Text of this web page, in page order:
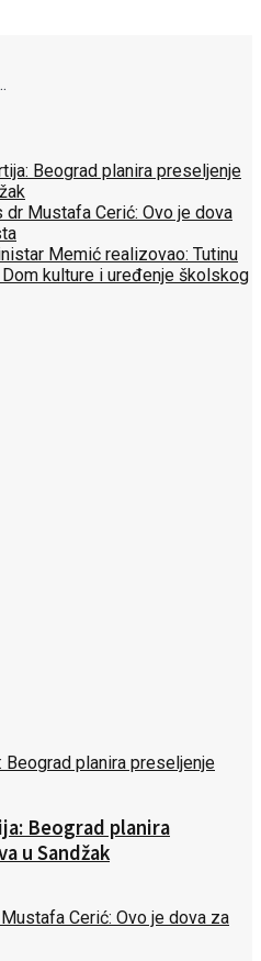
Beograd planira preseljenje
Mustafa Cerić: Ovo je dova
Memić realizovao: Tutinu
kulture i uređenje školskog
Beograd planira
u Sandžak